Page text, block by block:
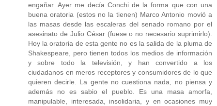
engañar. Ayer me decía Conchi de la forma que con una
buena oratoria (estos no la tienen) Marco Antonio movió a
las masas desde las escaleras del senado romano por el
asesinato de Julio César (fuese o no necesario suprimirlo).
Hoy la oratoria de esta gente no es la salida de la pluma de
Shakespeare, pero tienen todos los medios de información
y sobre todo la televisión, y han convertido a los
ciudadanos en meros receptores y consumidores de lo que
quieren decirle. La gente no cuestiona nada, no piensa y
además no es sabio el pueblo. Es una masa amorfa,
manipulable, interesada, insolidaria, y en ocasiones muy